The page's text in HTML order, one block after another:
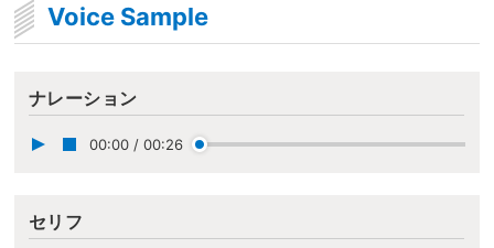
Voice Sample
ナレーション
00:00 / 00:26
セリフ